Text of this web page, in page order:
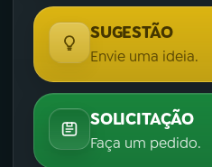
SUGESTÃO
Envie uma ideia.
SOLICITAÇÃO
Faça um pedido.